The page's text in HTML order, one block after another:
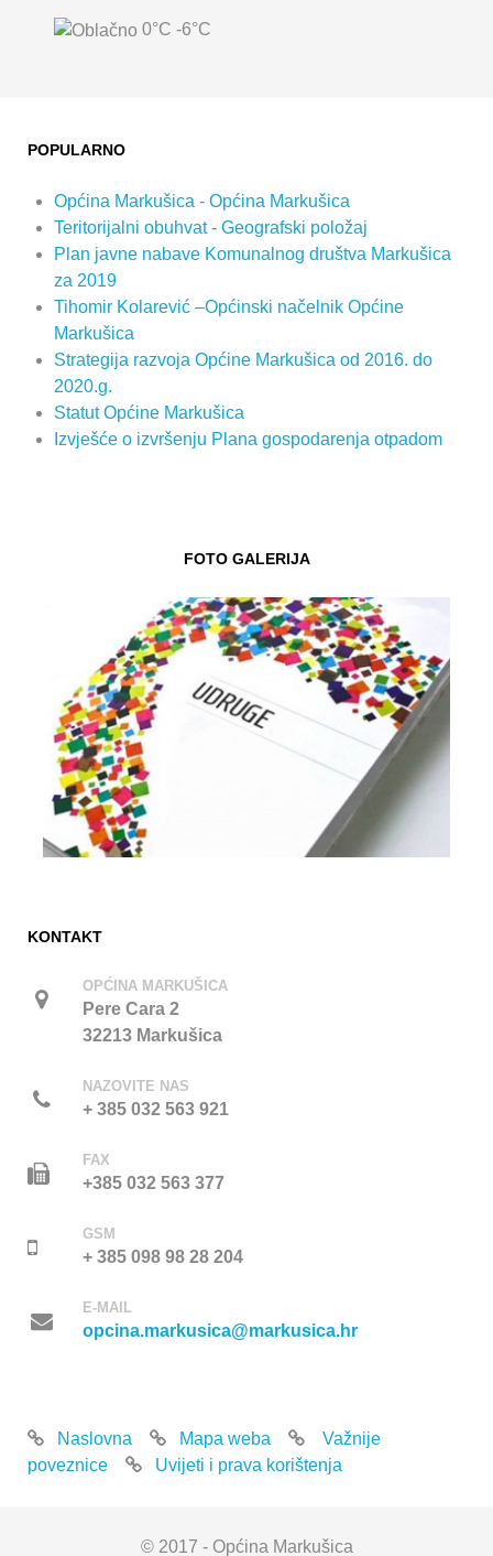
0°C -6°C
POPULARNO
Općina Markušica - Općina Markušica
Teritorijalni obuhvat - Geografski položaj
Plan javne nabave Komunalnog društva Markušica
za 2019
Tihomir Kolarević –Općinski načelnik Općine
Markušica
Strategija razvoja Općine Markušica od 2016. do
2020.g.
Statut Općine Markušica
Izvješće o izvršenju Plana gospodarenja otpadom
FOTO GALERIJA
KONTAKT
OPĆINA MARKUŠICA
Pere Cara 2
32213 Markušica
NAZOVITE NAS
+ 385 032 563 921
FAX
+385 032 563 377
GSM
+ 385 098 98 28 204
E-MAIL
opcina.markusica@markusica.hr
Naslovna Mapa weba
Važnije
poveznice
Uvijeti i prava korištenja
© 2017 - Općina Markušica